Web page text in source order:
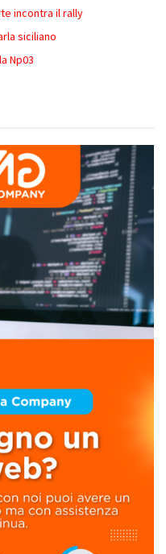
incontra il rally
siciliano
Np03